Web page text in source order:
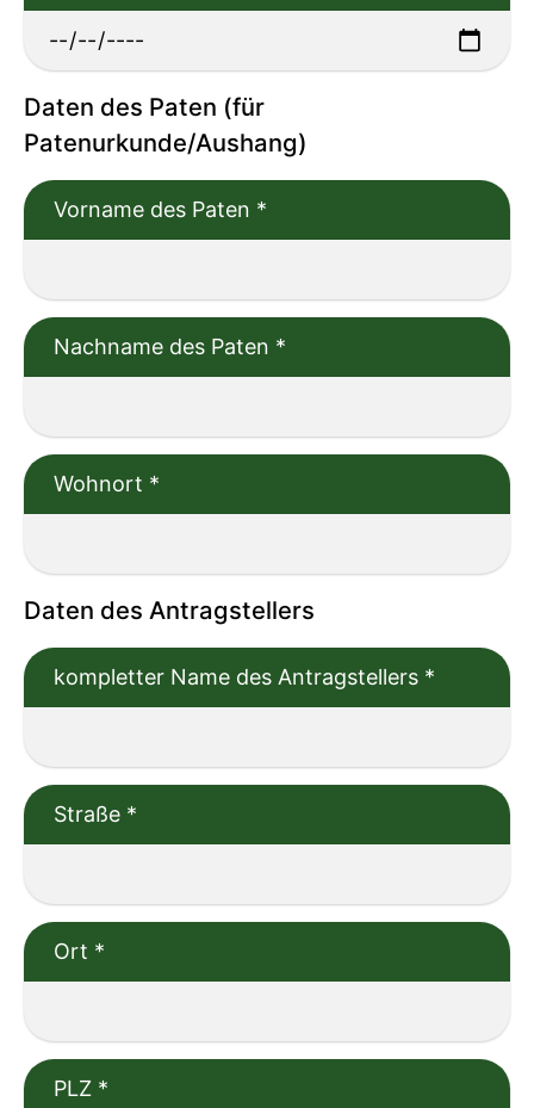
Daten des Paten (für
Patenurkunde/Aushang)
Vorname des Paten *
Nachname des Paten *
Wohnort *
Daten des Antragstellers
kompletter Name des Antragstellers *
Straße *
Ort *
PLZ *